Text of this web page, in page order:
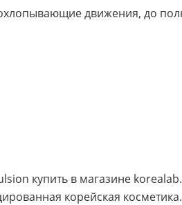
движения, до
купить в магазине korealab.
корейская косметика.